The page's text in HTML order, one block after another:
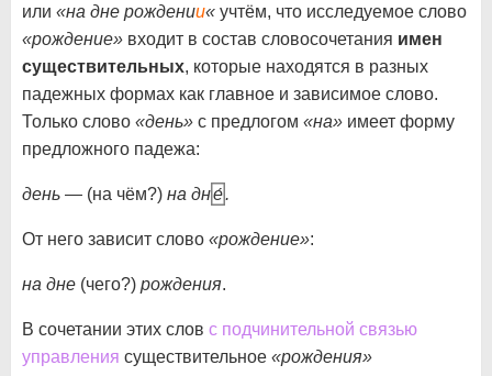
или «на дне рождении« учтём, что исследуемое слово
«рождение» входит в состав словосочетания имен
существительных, которые находятся в разных
падежных формах как главное и зависимое слово.
Только слово «день» с предлогом «на» имеет форму
предложного падежа:
день — (на чём?) на дне́.
От него зависит слово «рождение»:
на дне (чего?) рождения.
В сочетании этих слов с подчинительной связью
управления существительное «рождения»